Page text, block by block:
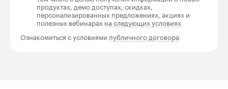
продуктах, демо доступах, скидках,
персонализированных предложениях, акциях и
полезных вебинарах на следующих условиях
Ознакомиться с условиями публичного договора